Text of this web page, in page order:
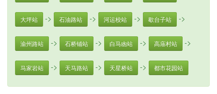
大坪站 -> 石油路站 -> 河运校站 -> 歇台子站 ->
渝州路站 -> 石桥铺站 -> 白马凼站 -> 高庙村站 ->
马家岩站 -> 天马路站 -> 天星桥站 -> 都市花园站